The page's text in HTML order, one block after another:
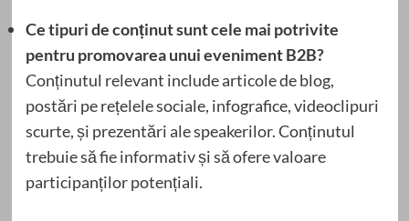
Ce tipuri de conținut sunt cele mai potrivite
pentru promovarea unui eveniment B2B?
Conținutul relevant include articole de blog,
postări pe rețelele sociale, infografice, videoclipuri
scurte, și prezentări ale speakerilor. Conținutul
trebuie să fie informativ și să ofere valoare
participanților potențiali.